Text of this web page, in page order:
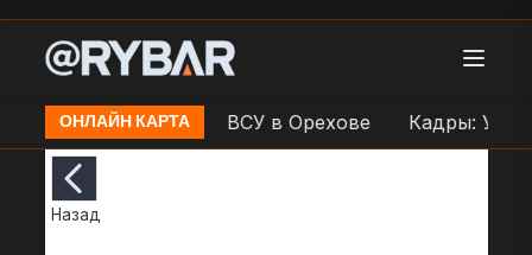
ОНЛАЙН КАРТА
по переправе ВСУ в Орехове Кадры:
Назад